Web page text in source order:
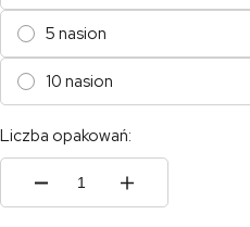
5 nasion
10 nasion
Liczba opakowań:
ilość